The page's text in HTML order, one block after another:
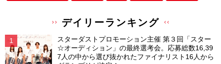
デイリーランキング
スターダストプロモーション主催 第３回「スター
☆オーディション」の最終選考会。応募総数16,39
7人の中から選び抜かれたファイナリスト16人から